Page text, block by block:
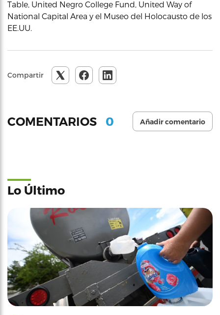
Table, United Negro College Fund, United Way of
National Capital Area y el Museo del Holocausto de los
EE.UU.
Compartir
COMENTARIOS 0 Añadir comentario
Lo Último